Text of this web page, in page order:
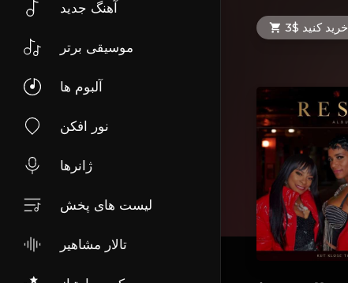
آهنگ جدید
موسیقی برتر
آلبوم ها
نور افکن
ژانرها
لیست های پخش
تالار مشاهیر
خرید کنید $3